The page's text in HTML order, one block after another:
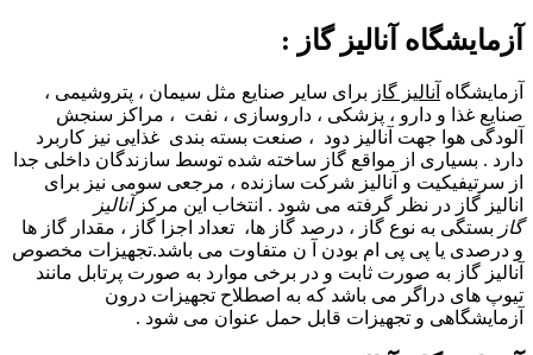
آزمایشگاه آنالیز گاز :
آزمایشگاه آنالیز گاز برای سایر صنایع مثل سیمان ، پتروشیمی ،
صنایع غذا و دارو ، پزشکی ، داروسازی ، نفت ، مراکز سنجش
آلودگی هوا جهت آنالیز دود ، صنعت بسته بندی غذایی نیز کاربرد
دارد . بسیاری از مواقع گاز ساخته شده توسط سازندگان داخلی جدا
از سرتیفیکیت و آنالیز شرکت سازنده ، مرجعی سومی نیز برای
انالیز گاز در نظر گرفته می شود . انتخاب این مرکزآنالیز
گاز بستگی به نوع گاز ، درصد گاز ها، تعداد اجزا گاز ، مقدار گاز ها
و درصدی یا پی پی ام بودن آ ن متفاوت می باشد.تجهیزات مخصوص
آنالیز گاز به صورت ثابت و در برخی موارد به صورت پرتابل مانند
تیوپ های دراگر می باشد که به اصطلاح تجهیزات درون
آزمایشگاهی و تجهیزات قابل حمل عنوان می شود .